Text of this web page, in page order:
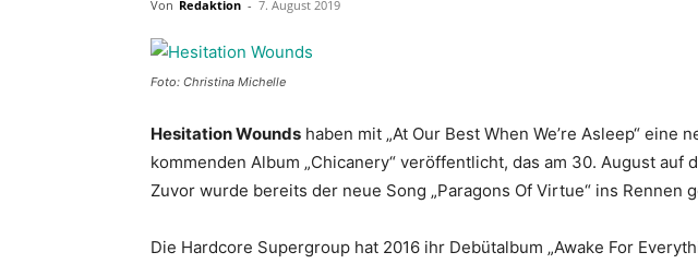
Von Redaktion - 7. August 2019
Foto: Christina Michelle
Hesitation Wounds haben mit „At Our Best When We’re Asleep“ eine
kommenden Album „Chicanery“ veröffentlicht, das am 30. August auf
Zuvor wurde bereits der neue Song „Paragons Of Virtue“ ins Rennen
Die Hardcore Supergroup hat 2016 ihr Debütalbum „Awake For